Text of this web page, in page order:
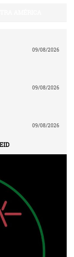
09/08/2026
09/08/2026
09/08/2026